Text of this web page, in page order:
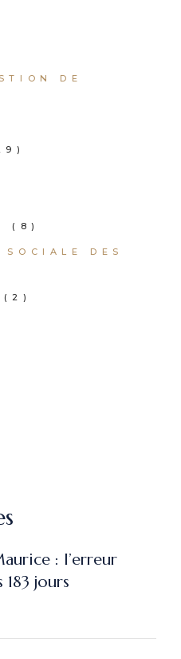
DE
(8)
DES
(2)
: l’erreur
jours